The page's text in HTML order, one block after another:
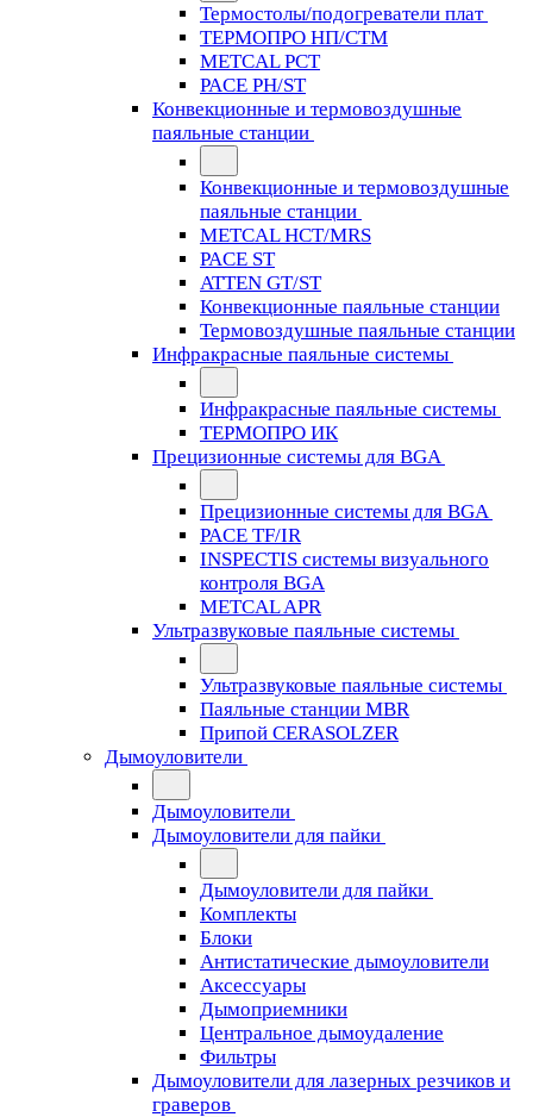
Термостолы/подогреватели плат
ТЕРМОПРО НП/СТМ
METCAL PCT
PACE PH/ST
Конвекционные и термовоздушные
паяльные станции
Конвекционные и термовоздушные
паяльные станции
METCAL HCT/MRS
PACE ST
ATTEN GT/ST
Конвекционные паяльные станции
Термовоздушные паяльные станции
Инфракрасные паяльные системы
Инфракрасные паяльные системы
ТЕРМОПРО ИК
Прецизионные системы для BGA
Прецизионные системы для BGA
PACE TF/IR
INSPECTIS системы визуального
контроля BGA
METCAL APR
Ультразвуковые паяльные системы
Ультразвуковые паяльные системы
Паяльные станции MBR
Припой CERASOLZER
Дымоуловители
Дымоуловители
Дымоуловители для пайки
Дымоуловители для пайки
Комплекты
Блоки
Антистатические дымоуловители
Аксессуары
Дымоприемники
Центральное дымоудаление
Фильтры
Дымоуловители для лазерных резчиков и
граверов